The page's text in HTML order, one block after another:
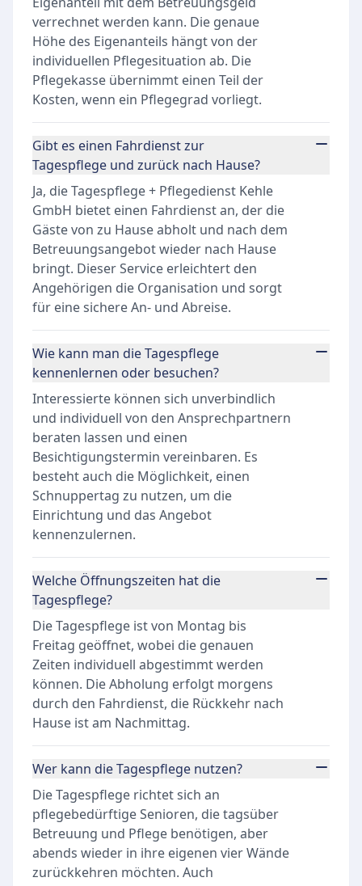
verrechnet werden kann. Die genaue
Höhe des Eigenanteils hängt von der
individuellen Pflegesituation ab. Die
Pflegekasse übernimmt einen Teil der
Kosten, wenn ein Pflegegrad vorliegt.
Gibt es einen Fahrdienst zur
Tagespflege und zurück nach Hause?
Ja, die Tagespflege + Pflegedienst Kehle
GmbH bietet einen Fahrdienst an, der die
Gäste von zu Hause abholt und nach dem
Betreuungsangebot wieder nach Hause
bringt. Dieser Service erleichtert den
Angehörigen die Organisation und sorgt
für eine sichere An- und Abreise.
Wie kann man die Tagespflege
kennenlernen oder besuchen?
Interessierte können sich unverbindlich
und individuell von den Ansprechpartnern
beraten lassen und einen
Besichtigungstermin vereinbaren. Es
besteht auch die Möglichkeit, einen
Schnuppertag zu nutzen, um die
Einrichtung und das Angebot
kennenzulernen.
Welche Öffnungszeiten hat die
Tagespflege?
Die Tagespflege ist von Montag bis
Freitag geöffnet, wobei die genauen
Zeiten individuell abgestimmt werden
können. Die Abholung erfolgt morgens
durch den Fahrdienst, die Rückkehr nach
Hause ist am Nachmittag.
Wer kann die Tagespflege nutzen?
Die Tagespflege richtet sich an
pflegebedürftige Senioren, die tagsüber
Betreuung und Pflege benötigen, aber
abends wieder in ihre eigenen vier Wände
zurückkehren möchten. Auch